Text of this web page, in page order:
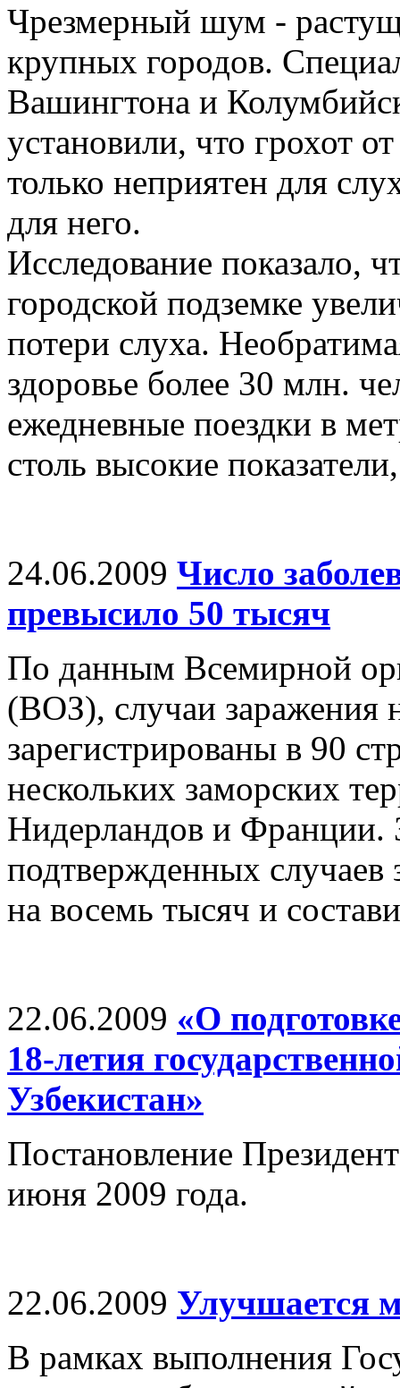
Чрезмерный шум -
крупных городов.
Вашингтона и
установили, что грохот
только неприятен для
для него.
Исследование показало,
городской подземке
потери слуха.
здоровье более 30 млн.
ежедневные поездки в
столь высокие
24.06.2009 Число
превысило 50 тысяч
По данным Всемирной
(ВОЗ), случаи заражения
зарегистрированы в 90
нескольких заморских
Нидерландов и Франции.
подтвержденных случаев
на восемь тысяч и
22.06.2009 «О
18-летия
Узбекистан»
Постановление
июня 2009 года.
22.06.2009 Улучшается
В рамках выполнения